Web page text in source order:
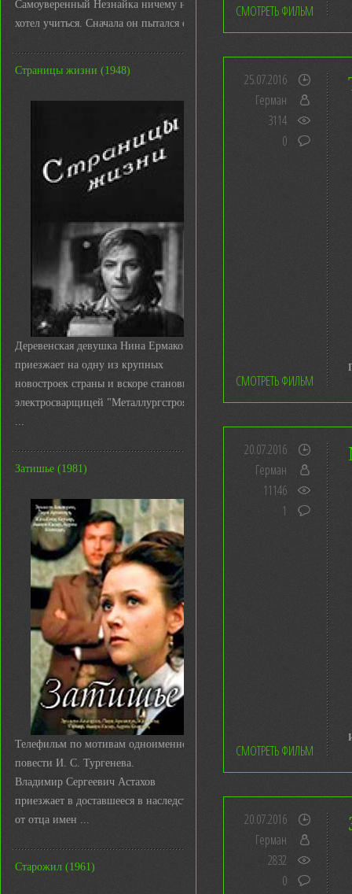
Самоуверенный Незнайка ничему не
хотел учиться. Сначала он пытался с ...
Страницы жизни (1948)
Деревенская девушка Нина Ермакова
приезжает на одну из крупных
новостроек страны и вскоре становится
электросварщицей "Металлургстроя&q
...
Затишье (1981)
Телефильм по мотивам одноименной
повести И. С. Тургенева.
Владимир Сергеевич Астахов
приезжает в доставшееся в наследство
от отца имен ...
Старожил (1961)
СМОТРЕТЬ ФИЛЬМ
25.07.2016
Герман
3114
0
СМОТРЕТЬ ФИЛЬМ
20.07.2016
Герман
11146
1
СМОТРЕТЬ ФИЛЬМ
20.07.2016
Герман
2832
0